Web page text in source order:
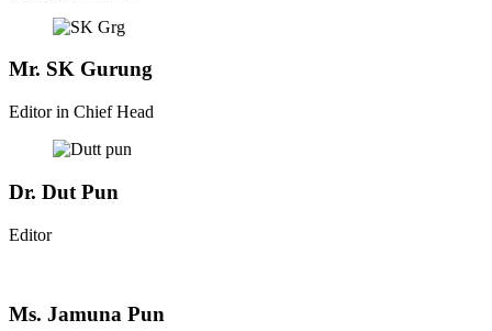
Mr. SK Gurung
Editor in Chief Head
Dr. Dut Pun
Editor
Ms. Jamuna Pun